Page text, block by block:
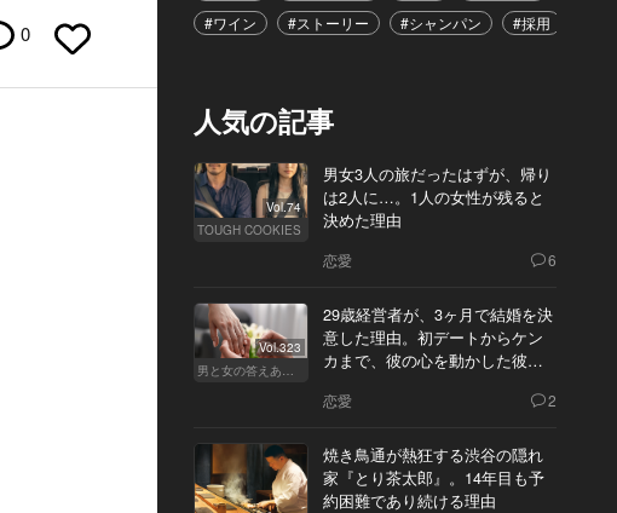
0
#ワイン
#ストーリー #シャンパン #採用
人気の記事
Vol.74
TOUGH COOKIES
男女3人の旅だったはずが、帰り
は2人に…。1人の女性が残ると
決めた理由
恋愛 6
Vol.323
男と女の答えあわせ【Q】
29歳経営者が、3ヶ月で結婚を決
意した理由。初デートからケン
カまで、彼の心を動かした彼女
恋愛 2
焼き鳥通が熱狂する渋谷の隠れ
家『とり茶太郎』。14年目も予
約困難であり続ける理由